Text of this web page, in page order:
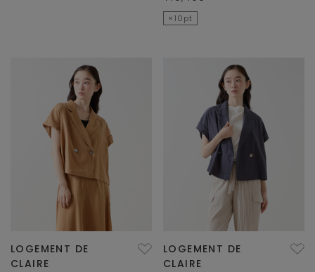
×10pt
LOGEMENT DE
CLAIRE
LOGEMENT DE
CLAIRE